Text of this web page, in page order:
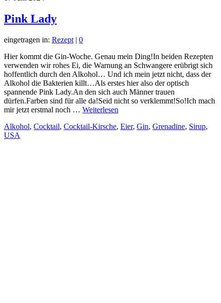
Pink Lady
eingetragen in: Rezept | 0
Hier kommt die Gin-Woche. Genau mein Ding!In beiden Rezepten
verwenden wir rohes Ei, die Warnung an Schwangere erübrigt sich
hoffentlich durch den Alkohol… Und ich mein jetzt nicht, dass der
Alkohol die Bakterien killt…Als erstes hier also der optisch
spannende Pink Lady.An den sich auch Männer trauen
dürfen.Farben sind für alle da!Seid nicht so verklemmt!So!Ich mach
mir jetzt erstmal noch … Weiterlesen
Alkohol, Cocktail, Cocktail-Kirsche, Eier, Gin, Grenadine, Sirup,
USA